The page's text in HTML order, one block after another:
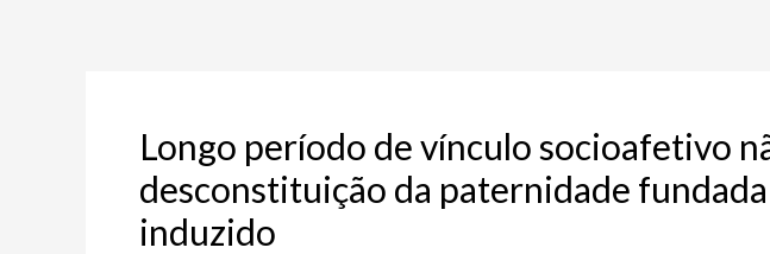
Longo período de vínculo socioafetivo
desconstituição da paternidade
induzido